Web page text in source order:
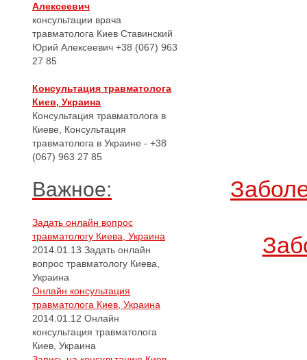
Алексеевич
консультации врача
травматолога Киев Ставинский
Юрий Алексеевич +38 (067) 963
27 85
Консультация травматолога
Киев, Украина
Консультация травматолога в
Киеве, Консультация
травматолога в Украине - +38
(067) 963 27 85
Важное:
Задать онлайн вопрос
травматологу Киева, Украина
2014.01.13 Задать онлайн
вопрос травматологу Киева,
Украина
Онлайн консультация
травматолога Киев, Украина
2014.01.12 Онлайн
консультация травматолога
Киев, Украина